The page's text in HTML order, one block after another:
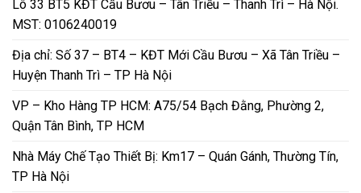
Lô 33 BT5 KĐT Cầu Bươu – Tân Triều – Thanh Trì – Hà Nội.
MST: 0106240019
Địa chỉ: Số 37 – BT4 – KĐT Mới Cầu Bươu – Xã Tân Triều –
Huyện Thanh Trì – TP Hà Nội
VP – Kho Hàng TP HCM: A75/54 Bạch Đằng, Phường 2,
Quận Tân Bình, TP HCM
Nhà Máy Chế Tạo Thiết Bị: Km17 – Quán Gánh, Thường Tín,
TP Hà Nội